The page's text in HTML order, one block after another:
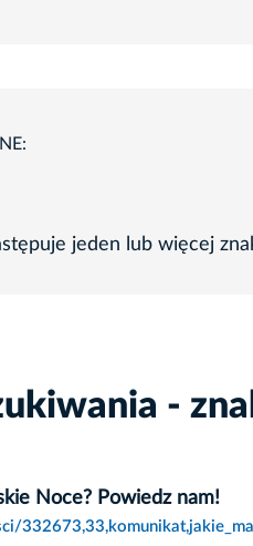
jeden lub więcej
-
Noce? Powiedz nam!